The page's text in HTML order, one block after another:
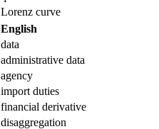
Lorenz curve
English
data
administrative data
agency
import duties
financial derivative
disaggregation